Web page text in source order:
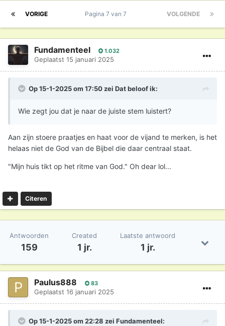
VORIGE VOLGENDE
Pagina 7 van 7
Fundamenteel 1.032
Geplaatst 15 januari 2025
Op 15-1-2025 om 17:50 zei Dat beloof ik:
Wie zegt jou dat je naar de juiste stem luistert?
Aan zijn stoere praatjes en haat voor de vijand te merken, is het
helaas niet de God van de Bijbel die daar centraal staat.
"Mijn huis tikt op het ritme van God." Oh dear lol...
Citeren
Antwoorden
159
Created
1 jr.
Laatste antwoord
1 jr.
Paulus888 83
Geplaatst 16 januari 2025
Op 15-1-2025 om 22:28 zei Fundamenteel: